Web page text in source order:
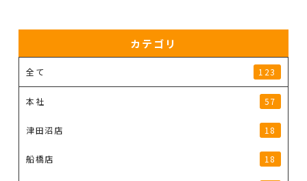
カテゴリ
全て 123
本社 57
津田沼店 18
船橋店 18